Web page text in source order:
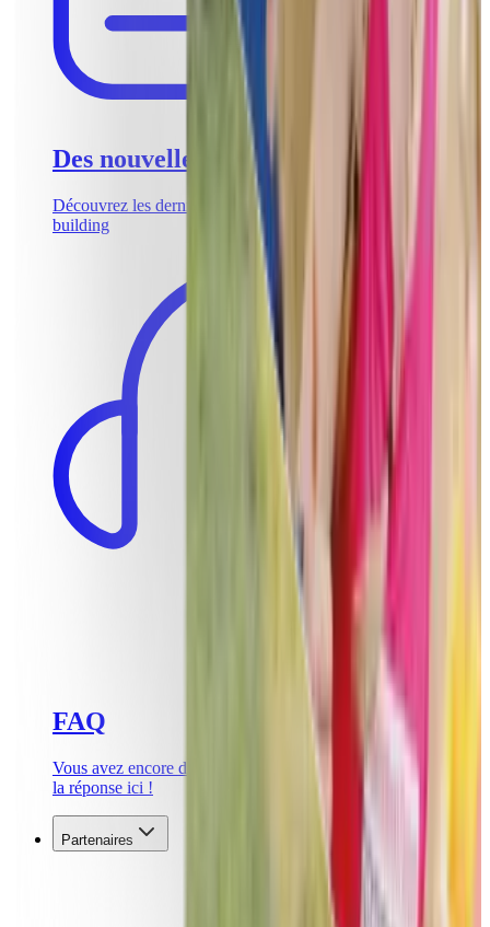
Des nouvelles
Découvrez les dernières tendances en matière de team
building
FAQ
Vous avez encore des questions ? Vous trouverez sans doute
la réponse ici !
Partenaires